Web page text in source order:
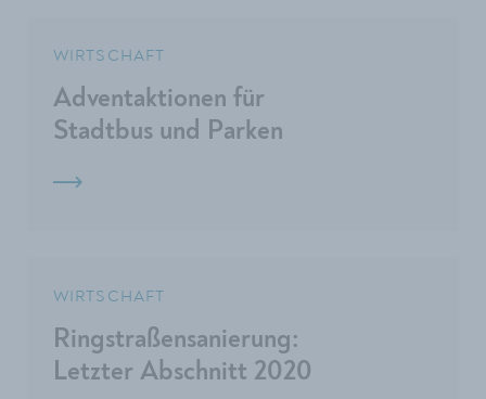
WIRTSCHAFT
Adventaktionen für
Stadtbus und Parken
WIRTSCHAFT
Ringstraßensanierung:
Letzter Abschnitt 2020